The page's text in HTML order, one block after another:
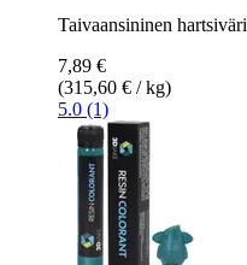
Taivaansininen hartsiväri
7,89 €
(315,60 € / kg)
5.0 (1)